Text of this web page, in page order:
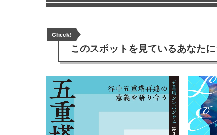
Check!
このスポットを見ているあなた